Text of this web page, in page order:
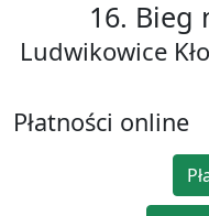
16. Bieg
Ludwikowice
Płatności online